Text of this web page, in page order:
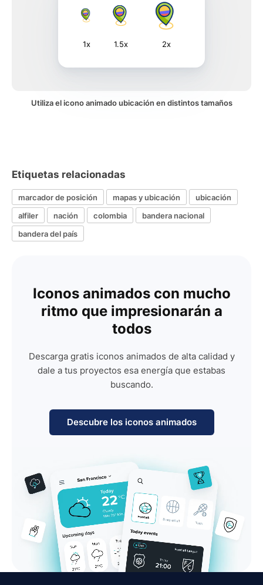
1x 1.5x 2x
Utiliza el icono animado ubicación en distintos tamaños
Etiquetas relacionadas
marcador de posición mapas y ubicación
ubicación
alfiler
nación colombia
bandera nacional
bandera del país
Iconos animados con mucho
ritmo que impresionarán a
todos
Descarga gratis iconos animados de alta calidad y
dale a tus proyectos esa energía que estabas
buscando.
Descubre los iconos animados